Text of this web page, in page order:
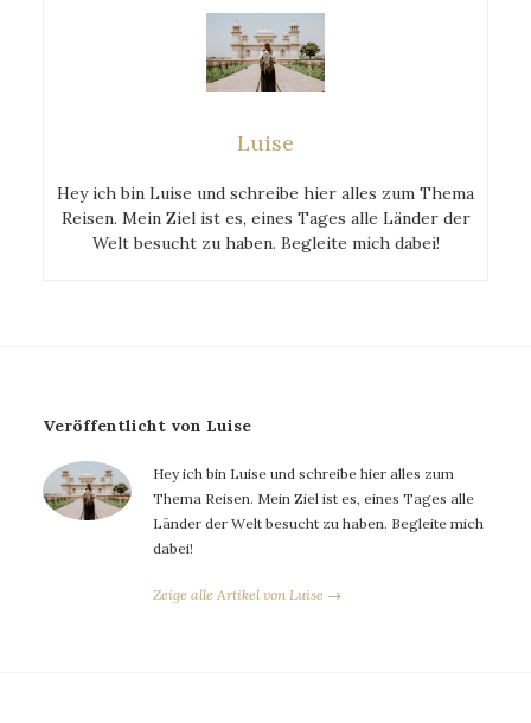
Luise
Hey ich bin Luise und schreibe hier alles zum Thema
Reisen. Mein Ziel ist es, eines Tages alle Länder der
Welt besucht zu haben. Begleite mich dabei!
Veröffentlicht von Luise
Hey ich bin Luise und schreibe hier alles zum
Thema Reisen. Mein Ziel ist es, eines Tages alle
Länder der Welt besucht zu haben. Begleite mich
dabei!
Zeige alle Artikel von Luise →